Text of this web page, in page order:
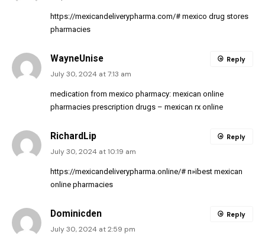
https://mexicandeliverypharma.com/# mexico drug stores
pharmacies
WayneUnise
July 30, 2024 at 7:13 am
medication from mexico pharmacy: mexican online
pharmacies prescription drugs – mexican rx online
Reply
RichardLip
July 30, 2024 at 10:19 am
https://mexicandeliverypharma.online/# п»їbest mexican
online pharmacies
Reply
Dominicden
July 30, 2024 at 2:59 pm
Reply